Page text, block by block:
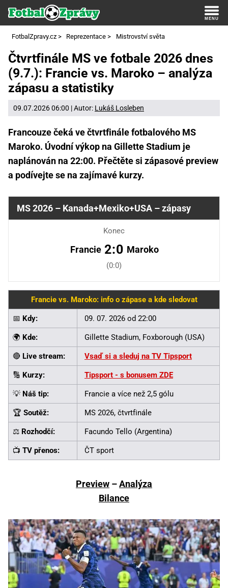
FotbalZpravy.cz > Reprezentace > Mistrovství světa
Čtvrtfinále MS ve fotbale 2026 dnes
(9.7.): Francie vs. Maroko – analýza
zápasu a statistiky
09.07.2026 06:00 | Autor: Lukáš Losleben
Francouze čeká ve čtvrtfinále fotbalového MS
Maroko. Úvodní výkop na Gillette Stadium je
naplánován na 22:00. Přečtěte si zápasové preview
a podívejte se na zajímavé kurzy.
MS 2026 – Kanada+Mexiko+USA – zápasy
Konec
Francie 2:0 Maroko
(0:0)
Francie vs. Maroko: info o zápase a kde sledovat
📅 Kdy: 09. 07. 2026 od 22:00
🌍 Kde: Gillette Stadium, Foxborough (USA)
🔴 Live stream: Vsaď si a sleduj na TV Tipsport
🔢 Kurzy: Tipsport - s bonusem ZDE
💡 Náš tip: Francie a více než 2,5 gólu
🏆 Soutěž: MS 2026, čtvrtfinále
⚖️ Rozhodčí: Facundo Tello (Argentina)
📺 TV přenos: ČT sport
Preview –Analýza
Bilance